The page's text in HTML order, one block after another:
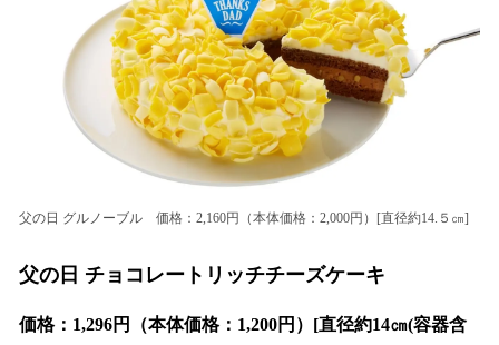
父の日 グルノーブル 価格：2,160円（本体価格：2,000円）[直径約14.５㎝]
父の日 チョコレートリッチチーズケーキ
価格：1,296円（本体価格：1,200円）[直径約14㎝(容器含